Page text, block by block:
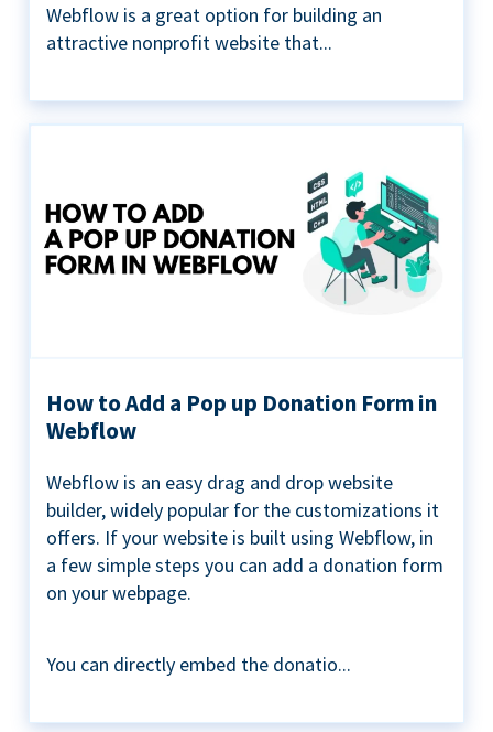
Webflow is a great option for building an
attractive nonprofit website that...
How to Add a Pop up Donation Form in
Webflow
Webflow is an easy drag and drop website
builder, widely popular for the customizations it
offers. If your website is built using Webflow, in
a few simple steps you can add a donation form
on your webpage.
You can directly embed the donatio...